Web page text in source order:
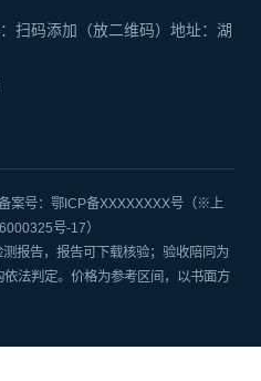
扫码添加（放二维码）地址：湖
案号：鄂ICP备XXXXXXXX号（※上
号-17）
报告，报告可下载核验；验收陪同为
法判定。价格为参考区间，以书面方